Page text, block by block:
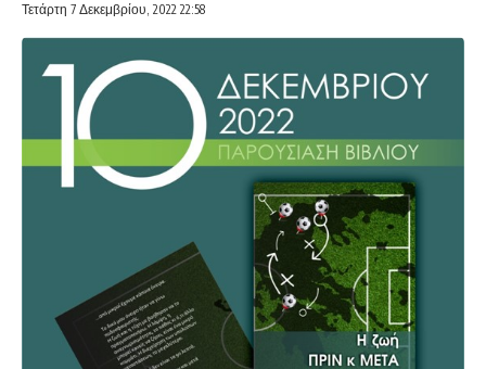
Τετάρτη 7 Δεκεμβρίου, 2022 22:58